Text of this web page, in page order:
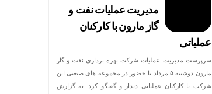
مدیریت عملیات نفت و
گاز مارون با کارکنان
عملیاتی
سرپرست مدیریت عملیات شرکت بهره برداری نفت و گاز
مارون دوشنبه ۵ مرداد با حضور در مجموعه های صنعتی این
شرکت با کارکنان عملیاتی دیدار و گفتگو کرد. به گزارش